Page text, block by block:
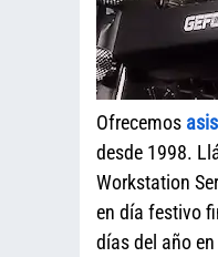
Ofrecemos
desde 1998.
Workstation
en día festivo
días del año